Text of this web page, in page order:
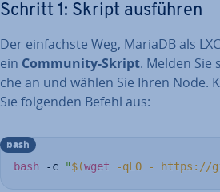
Schritt 1: Skript ausführen
Der ein­fachs­te Weg, MariaDB als
ein Community-Skript. Melden
che an und wählen Sie Ihren Node.
Sie folgenden Befehl aus:
bash -c "$(wget -qLO - https://
bash